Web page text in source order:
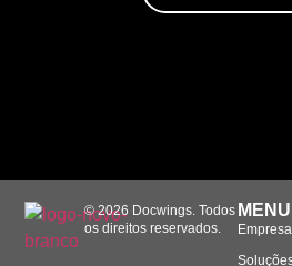
© 2026 Docwings. Todos
os direitos reservados.
MENU
Empresa